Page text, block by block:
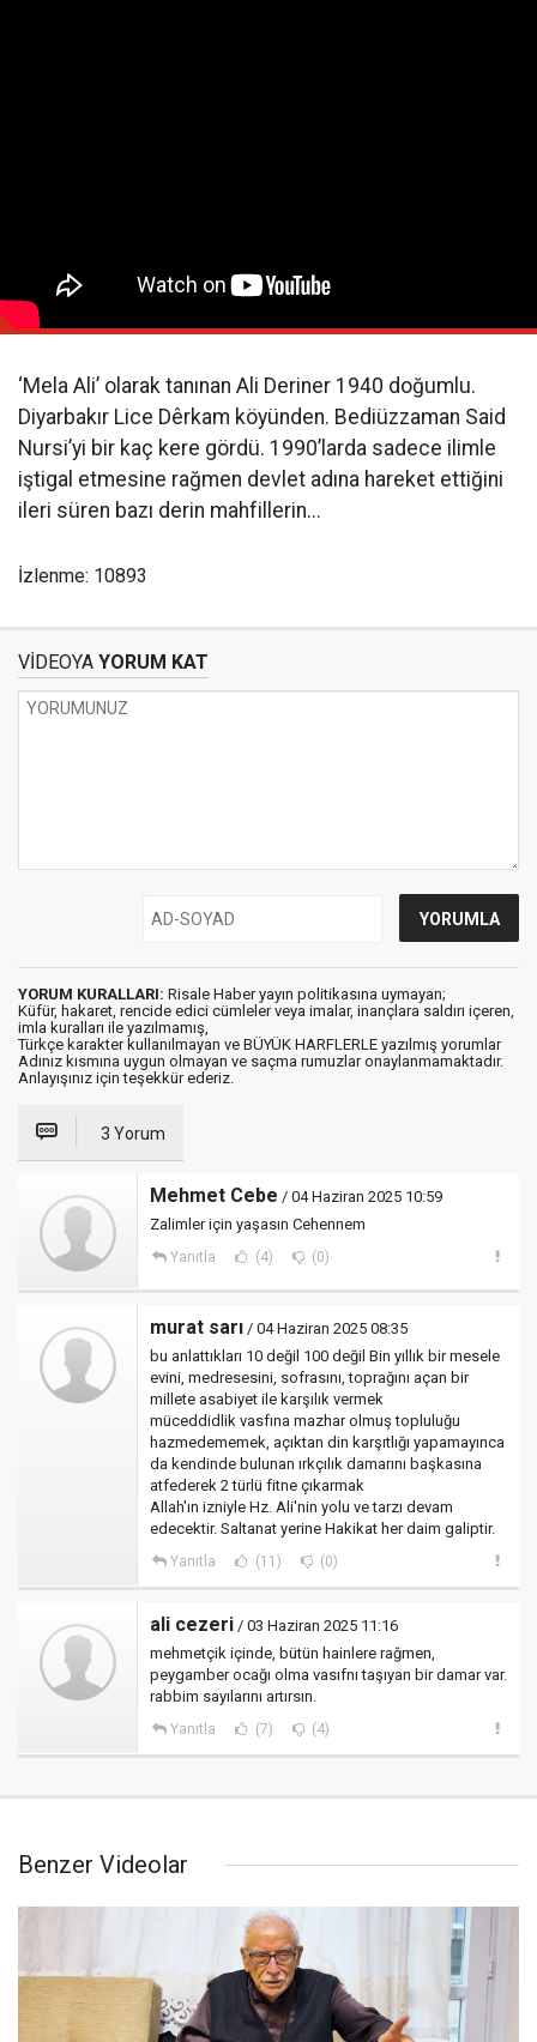
‘Mela Ali’ olarak tanınan Ali Deriner 1940 doğumlu.
Diyarbakır Lice Dêrkam köyünden. Bediüzzaman Said
Nursi’yi bir kaç kere gördü. 1990’larda sadece ilimle
iştigal etmesine rağmen devlet adına hareket ettiğini
ileri süren bazı derin mahfillerin...
İzlenme: 10893
VİDEOYA YORUM KAT
YORUM KURALLARI: Risale Haber yayın politikasına uymayan;
Küfür, hakaret, rencide edici cümleler veya imalar, inançlara saldırı içeren,
imla kuralları ile yazılmamış,
Türkçe karakter kullanılmayan ve BÜYÜK HARFLERLE yazılmış yorumlar
Adınız kısmına uygun olmayan ve saçma rumuzlar onaylanmamaktadır.
Anlayışınız için teşekkür ederiz.
3 Yorum
Mehmet Cebe / 04 Haziran 2025 10:59
Zalimler için yaşasın Cehennem
Yanıtla (4) (0)
murat sarı / 04 Haziran 2025 08:35
bu anlattıkları 10 değil 100 değil Bin yıllık bir mesele
evini, medresesini, sofrasını, toprağını açan bir
millete asabiyet ile karşılık vermek
müceddidlik vasfına mazhar olmuş topluluğu
hazmedememek, açıktan din karşıtlığı yapamayınca
da kendinde bulunan ırkçılık damarını başkasına
atfederek 2 türlü fitne çıkarmak
Allah'ın izniyle Hz. Ali'nin yolu ve tarzı devam
edecektir. Saltanat yerine Hakikat her daim galiptir.
Yanıtla (11) (0)
ali cezeri / 03 Haziran 2025 11:16
mehmetçik içinde, bütün hainlere rağmen,
peygamber ocağı olma vasıfnı taşıyan bir damar var.
rabbim sayılarını artırsın.
Yanıtla (7) (4)
Benzer Videolar